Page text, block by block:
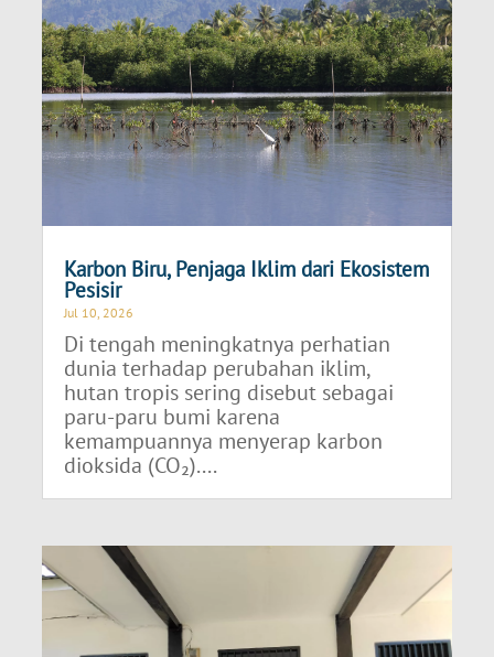
Karbon Biru, Penjaga Iklim dari Ekosistem
Pesisir
Jul 10, 2026
Di tengah meningkatnya perhatian
dunia terhadap perubahan iklim,
hutan tropis sering disebut sebagai
paru-paru bumi karena
kemampuannya menyerap karbon
dioksida (CO₂)....